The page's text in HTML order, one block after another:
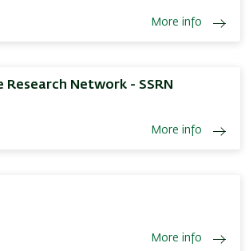
More info
Research Network - SSRN
More info
More info